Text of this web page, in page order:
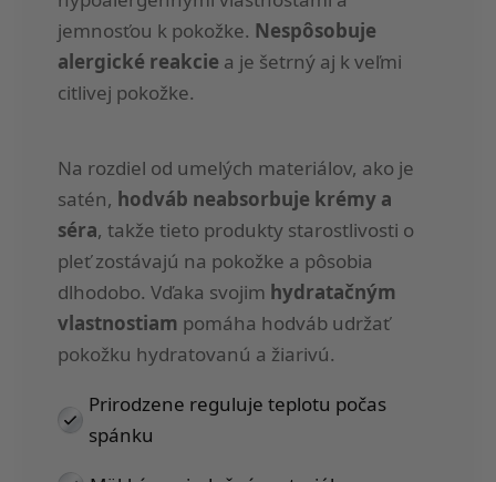
jemnosťou k pokožke. Nespôsobuje
alergické reakcie a je šetrný aj k veľmi
citlivej pokožke.
Na rozdiel od umelých materiálov, ako je
satén, hodváb neabsorbuje krémy a
séra, takže tieto produkty starostlivosti o
pleť zostávajú na pokožke a pôsobia
dlhodobo. Vďaka svojim hydratačným
vlastnostiam pomáha hodváb udržať
pokožku hydratovanú a žiarivú.
Prirodzene reguluje teplotu počas
spánku